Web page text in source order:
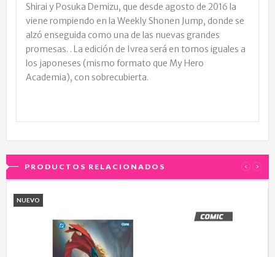
Shirai y Posuka Demizu, que desde agosto de 2016 la
viene rompiendo en la Weekly Shonen Jump, donde se
alzó enseguida como una de las nuevas grandes
promesas. . La edición de Ivrea será en tomos iguales a
los japoneses (mismo formato que My Hero
Academia), con sobrecubierta.
PRODUCTOS RELACIONADOS ‹ ›
NUEVO